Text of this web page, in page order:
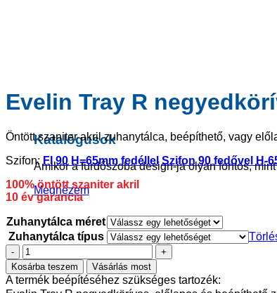
Katalógusok
Amikor a fürdőszoba design-ja olyan fontos,
Megnézem
Evelin Tray R
Öntött szaniter akril zuhanytálca, beépíthető, vagy
Szifon: FI 90 H=65mm fedéllel Szifon 90 fedővel H-
100% öntött szaniter akril
10 év garancia
Zuhanytálca méret
Zuhanytálca típus
Evelin
Tray
R
negyedköríves,
Kosárba teszem Vásárlás most
A termék beépítéséhez szükséges tartozék: